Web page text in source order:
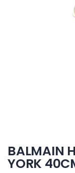
naar
het
begin
BALMAIN
YORK